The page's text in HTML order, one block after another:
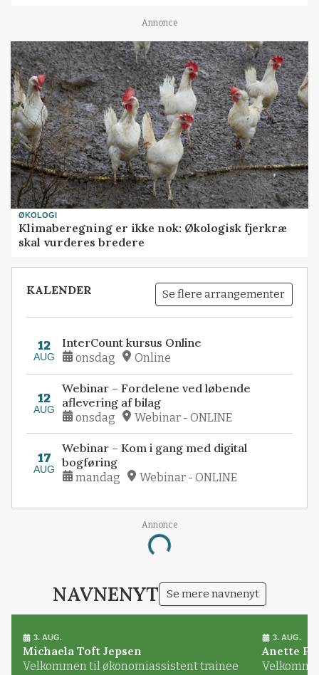
Annonce
ØKOLOGI
Klimaberegning er ikke nok: Økologisk fjerkræ
skal vurderes bredere
KALENDER Se flere arrangementer
12
AUG
InterCount kursus Online
onsdag Online
12
AUG
Webinar – Fordelene ved løbende
aflevering af bilag
onsdag Webinar - ONLINE
17
AUG
Webinar – Kom i gang med digital
bogføring
mandag Webinar - ONLINE
Annonce
Loading...
NAVNENYT Se mere navnenyt
3. AUG.
Michaela Toft Jepsen
Velkommen til økonomiassistent trainee
3. AUG.
Anette